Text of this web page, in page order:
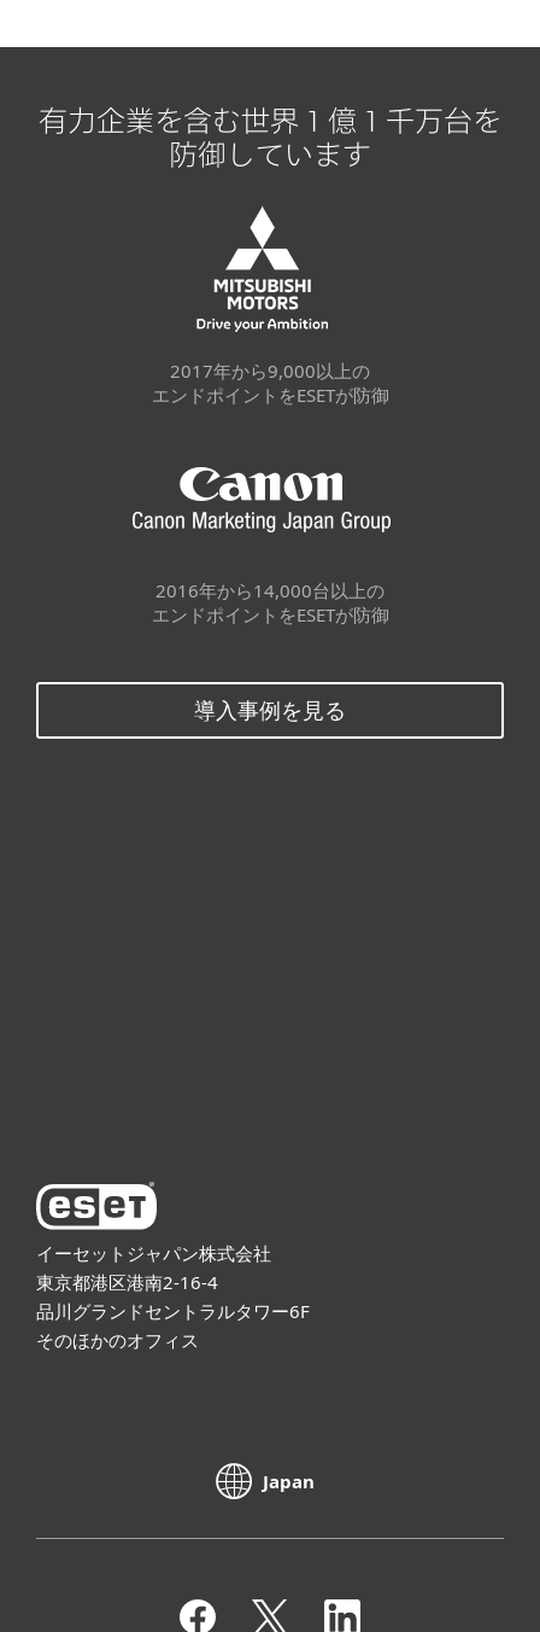
有力企業を含む世界１億１千万台を
防御しています
2017年から9,000以上の
エンドポイントをESETが防御
2016年から14,000台以上の
エンドポイントをESETが防御
導入事例を見る
イーセットジャパン株式会社
東京都港区港南2-16-4
品川グランドセントラルタワー6F
そのほかのオフィス
Japan